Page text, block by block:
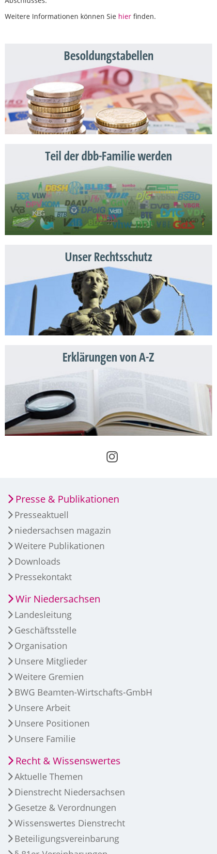
Besoldungstabellen
Teil der dbb-Familie werden
Unser Rechtsschutz
Erklärungen von A-Z
Weitere Informationen können Sie hier finden.
Presse & Publikationen
Presseaktuell
niedersachsen magazin
Weitere Publikationen
Downloads
Pressekontakt
Wir Niedersachsen
Landesleitung
Geschäftsstelle
Organisation
Unsere Mitglieder
Weitere Gremien
BWG Beamten-Wirtschafts-GmbH
Unsere Arbeit
Unsere Positionen
Unsere Familie
Recht & Wissenswertes
Aktuelle Themen
Dienstrecht Niedersachsen
Gesetze & Verordnungen
Wissenswertes Dienstrecht
Beteiligungsvereinbarung